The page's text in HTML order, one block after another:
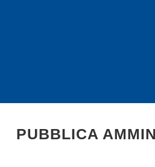
PUBBLICA